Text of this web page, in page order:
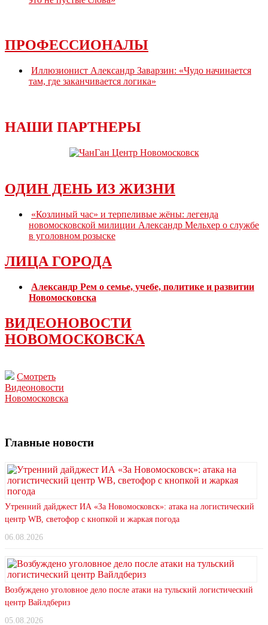
ПРОФЕССИОНАЛЫ
Иллюзионист Александр Заварзин: «Чудо начинается
там, где заканчивается логика»
НАШИ ПАРТНЕРЫ
ОДИН ДЕНЬ ИЗ ЖИЗНИ
«Козлиный час» и терпеливые жёны: легенда
новомосковской милиции Александр Мельхер о службе
в уголовном розыске
ЛИЦА ГОРОДА
Александр Рем о семье, учебе, политике и развитии
Новомосковска
ВИДЕОНОВОСТИ
НОВОМОСКОВСКА
Смотреть
Видеоновости
Новомосковска
Главные новости
Утренний дайджест ИА «За Новомосковск»: атака на логистический
центр WB, светофор с кнопкой и жаркая погода
06.08.2026
Возбуждено уголовное дело после атаки на тульский логистический
центр Вайлдбериз
05.08.2026